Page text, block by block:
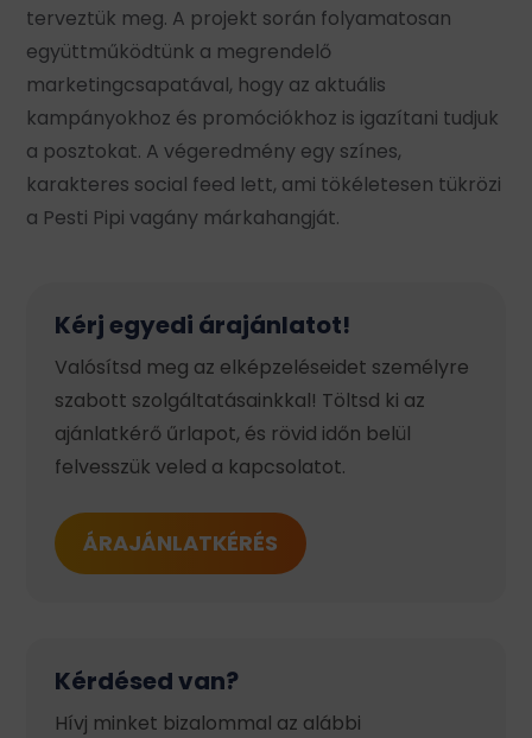
Kérj egyedi árajánlatot!
Valósítsd meg az elképzeléseidet személyre
szabott szolgáltatásainkkal! Töltsd ki az
ajánlatkérő űrlapot, és rövid időn belül
felvesszük veled a kapcsolatot.
ÁRAJÁNLATKÉRÉS
Kérdésed van?
Hívj minket bizalommal az alábbi
terveztük meg. A projekt során folyamatosan
együttműködtünk a megrendelő
marketingcsapatával, hogy az aktuális
kampányokhoz és promóciókhoz is igazítani tudjuk
a posztokat. A végeredmény egy színes,
karakteres social feed lett, ami tökéletesen tükrözi
a Pesti Pipi vagány márkahangját.